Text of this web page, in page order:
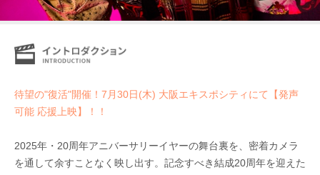
待望の"復活"開催！7月30日(木) 大阪エキスポシティにて【発声
可能 応援上映】！！
2025年・20周年アニバーサリーイヤーの舞台裏を、密着カメラ
を通して余すことなく映し出す。記念すべき結成20周年を迎えた